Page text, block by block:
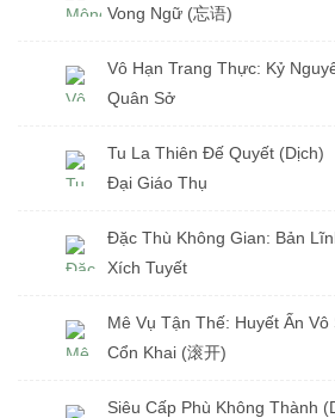
Vong Ngữ (忘语)
Quân Sở
Tu La Thiên Đế Quyết (Dịch)
Đại Giáo Thụ
Xích Tuyết
Cổn Khai (滚开)